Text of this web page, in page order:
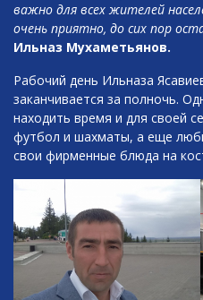
важно для всех жителей
очень приятно, до сих пор
Ильназ Мухаметьянов.
Рабочий день Ильназа
заканчивается за полночь.
находить время и для своей
футбол и шахматы, а еще
свои фирменные блюда на